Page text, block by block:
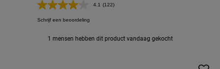
4.1 Lees
paginalink.
(122)
Schrijf een beoordeling
1 mensen hebben dit product vandaag gekocht